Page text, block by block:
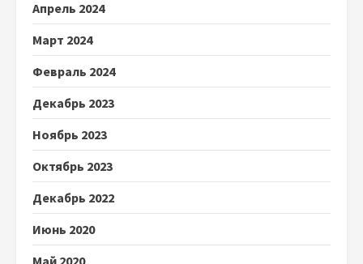
Апрель 2024
Март 2024
Февраль 2024
Декабрь 2023
Ноябрь 2023
Октябрь 2023
Декабрь 2022
Июнь 2020
Май 2020